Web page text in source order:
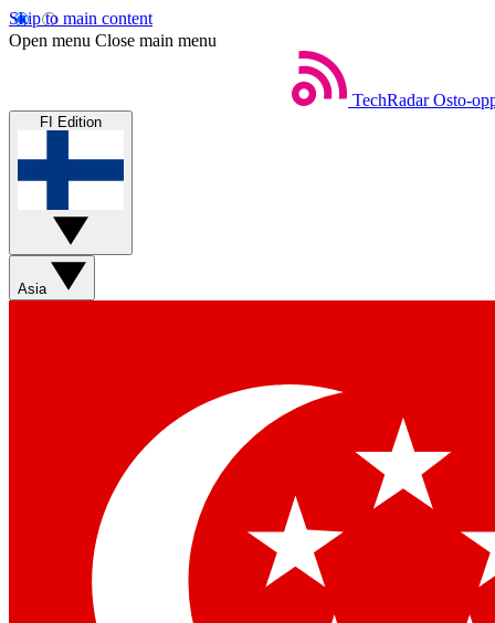
Skip to main content
Open menu Close main menu
TechRadar Osto-
FI Edition
Asia